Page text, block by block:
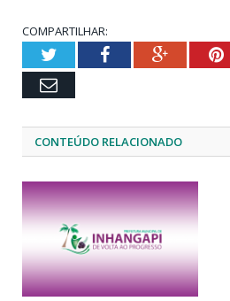
COMPARTILHAR:
TwitterFacebookGoogle+
Email
CONTEÚDO RELACIONADO